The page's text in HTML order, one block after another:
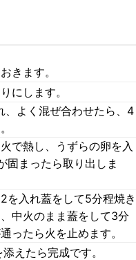
きます。
にします。
、よく混ぜ合わせたら、4
で熱し、うずらの卵を入
固まったら取り出しま
を入れ蓋をして5分程焼き
中火のまま蓋をして3分
ったら火を止めます。
えたら完成です。